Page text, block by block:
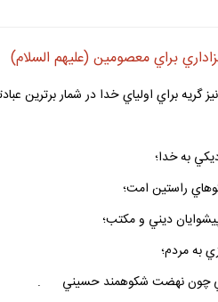
براي معصومين (عليهم السلام)
گريه براي اولياي خدا در شمار برترين